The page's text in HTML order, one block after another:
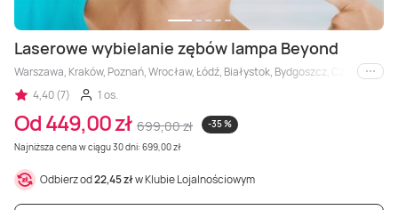
Laserowe wybielanie zębów lampa Beyond
Warszawa, Kraków, Poznań, Wrocław, Łódź, Białystok, Bydgoszcz,
i inne
4,40 (7)
1 os.
Od 449,00 zł 699,00 zł
-35 %
Najniższa cena w ciągu 30 dni: 699,00 zł
Odbierz od22,45 złw Klubie Lojalnościowym